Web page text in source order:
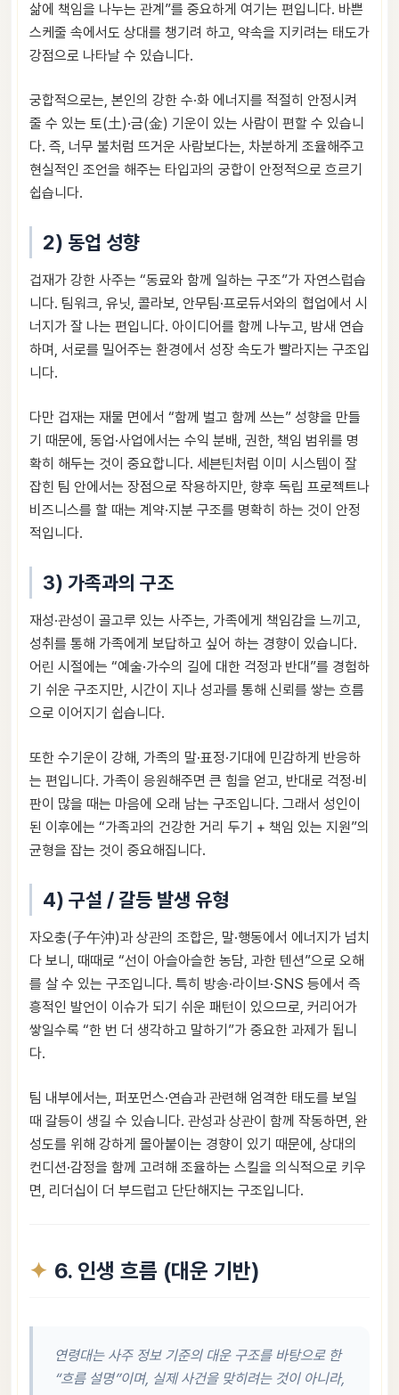
삶에 책임을 나누는 관계”를 중요하게 여기는 편입니다. 바쁜
스케줄 속에서도 상대를 챙기려 하고, 약속을 지키려는 태도가
강점으로 나타날 수 있습니다.
궁합적으로는, 본인의 강한 수·화 에너지를 적절히 안정시켜
줄 수 있는 토(土)·금(金) 기운이 있는 사람이 편할 수 있습니
다. 즉, 너무 불처럼 뜨거운 사람보다는, 차분하게 조율해주고
현실적인 조언을 해주는 타입과의 궁합이 안정적으로 흐르기
쉽습니다.
2) 동업 성향
겁재가 강한 사주는 “동료와 함께 일하는 구조”가 자연스럽습
니다. 팀워크, 유닛, 콜라보, 안무팀·프로듀서와의 협업에서 시
너지가 잘 나는 편입니다. 아이디어를 함께 나누고, 밤새 연습
하며, 서로를 밀어주는 환경에서 성장 속도가 빨라지는 구조입
니다.
다만 겁재는 재물 면에서 “함께 벌고 함께 쓰는” 성향을 만들
기 때문에, 동업·사업에서는 수익 분배, 권한, 책임 범위를 명
확히 해두는 것이 중요합니다. 세븐틴처럼 이미 시스템이 잘
잡힌 팀 안에서는 장점으로 작용하지만, 향후 독립 프로젝트나
비즈니스를 할 때는 계약·지분 구조를 명확히 하는 것이 안정
적입니다.
3) 가족과의 구조
재성·관성이 골고루 있는 사주는, 가족에게 책임감을 느끼고,
성취를 통해 가족에게 보답하고 싶어 하는 경향이 있습니다.
어린 시절에는 “예술·가수의 길에 대한 걱정과 반대”를 경험하
기 쉬운 구조지만, 시간이 지나 성과를 통해 신뢰를 쌓는 흐름
으로 이어지기 쉽습니다.
또한 수기운이 강해, 가족의 말·표정·기대에 민감하게 반응하
는 편입니다. 가족이 응원해주면 큰 힘을 얻고, 반대로 걱정·비
판이 많을 때는 마음에 오래 남는 구조입니다. 그래서 성인이
된 이후에는 “가족과의 건강한 거리 두기 + 책임 있는 지원”의
균형을 잡는 것이 중요해집니다.
4) 구설 / 갈등 발생 유형
자오충(子午沖)과 상관의 조합은, 말·행동에서 에너지가 넘치
다 보니, 때때로 “선이 아슬아슬한 농담, 과한 텐션”으로 오해
를 살 수 있는 구조입니다. 특히 방송·라이브·SNS 등에서 즉
흥적인 발언이 이슈가 되기 쉬운 패턴이 있으므로, 커리어가
쌓일수록 “한 번 더 생각하고 말하기”가 중요한 과제가 됩니
다.
팀 내부에서는, 퍼포먼스·연습과 관련해 엄격한 태도를 보일
때 갈등이 생길 수 있습니다. 관성과 상관이 함께 작동하면, 완
성도를 위해 강하게 몰아붙이는 경향이 있기 때문에, 상대의
컨디션·감정을 함께 고려해 조율하는 스킬을 의식적으로 키우
면, 리더십이 더 부드럽고 단단해지는 구조입니다.
6. 인생 흐름 (대운 기반)
연령대는 사주 정보 기준의 대운 구조를 바탕으로 한
“흐름 설명”이며, 실제 사건을 맞히려는 것이 아니라,